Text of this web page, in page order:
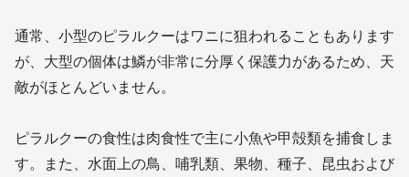
通常、小型のピラルクーはワニに狙われることもあります
が、大型の個体は鱗が非常に分厚く保護力があるため、天
敵がほとんどいません。
ピラルクーの食性は肉食性で主に小魚や甲殻類を捕食しま
す。また、水面上の鳥、哺乳類、果物、種子、昆虫および